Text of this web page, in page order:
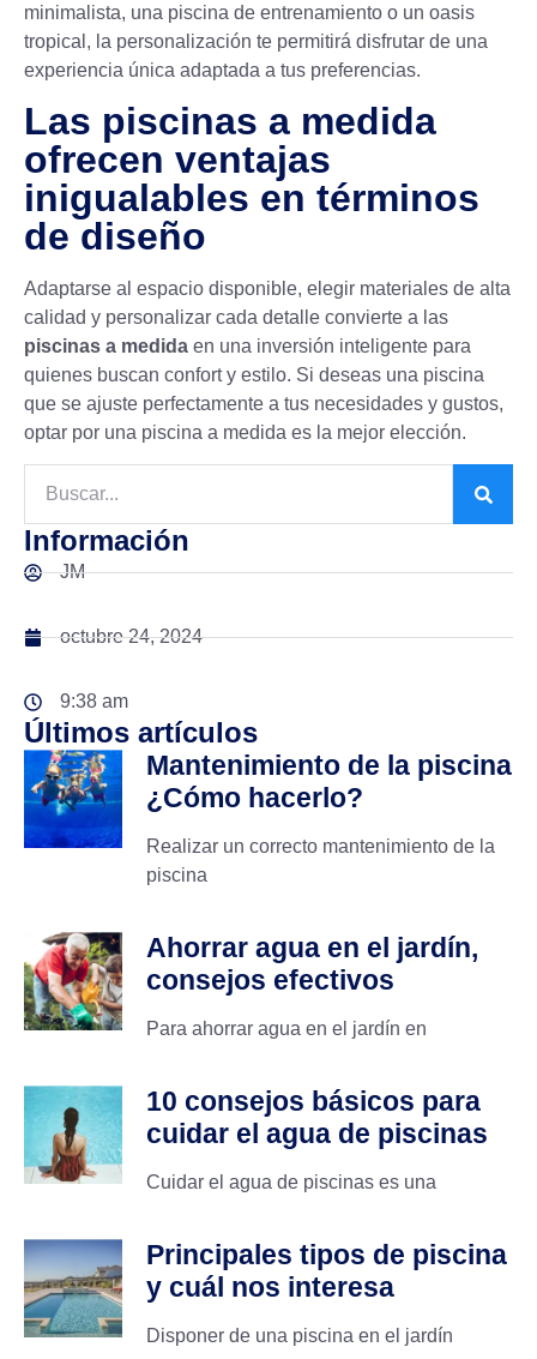
minimalista, una piscina de entrenamiento o un oasis
tropical, la personalización te permitirá disfrutar de una
experiencia única adaptada a tus preferencias.
Las piscinas a medida
ofrecen ventajas
inigualables en términos
de diseño
Adaptarse al espacio disponible, elegir materiales de alta
calidad y personalizar cada detalle convierte a las
piscinas a medida en una inversión inteligente para
quienes buscan confort y estilo. Si deseas una piscina
que se ajuste perfectamente a tus necesidades y gustos,
optar por una piscina a medida es la mejor elección.
Información
JM
octubre 24, 2024
9:38 am
Últimos artículos
Mantenimiento de la piscina
¿Cómo hacerlo?
Realizar un correcto mantenimiento de la
piscina
Ahorrar agua en el jardín,
consejos efectivos
Para ahorrar agua en el jardín en
10 consejos básicos para
cuidar el agua de piscinas
Cuidar el agua de piscinas es una
Principales tipos de piscina
y cuál nos interesa
Disponer de una piscina en el jardín